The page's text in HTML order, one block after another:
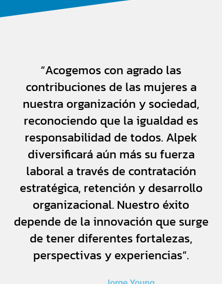
“Acogemos con agrado las
contribuciones de las mujeres a
nuestra organización y sociedad,
reconociendo que la igualdad es
responsabilidad de todos. Alpek
diversificará aún más su fuerza
laboral a través de contratación
estratégica, retención y desarrollo
organizacional. Nuestro éxito
depende de la innovación que surge
de tener diferentes fortalezas,
perspectivas y experiencias”.